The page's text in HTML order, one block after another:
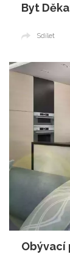
Byt
Sdílet
Obývací